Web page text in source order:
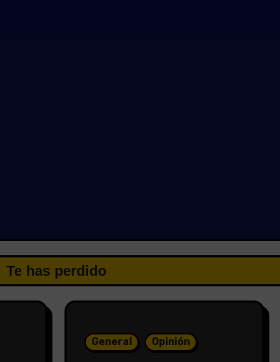
Te has perdido
General Opinión